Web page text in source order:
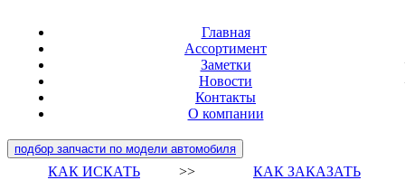
Главная
Ассортимент
Заметки
Новости
Контакты
О компании
подбор запчасти по модели автомобиля
КАК ИСКАТЬ >> КАК ЗАКАЗАТЬ